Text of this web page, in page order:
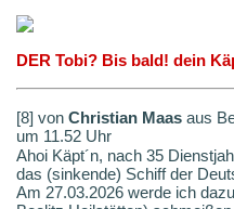
DER Tobi? Bis bald! dein
[8] von Christian Maas aus
um 11.52 Uhr
Ahoi Käpt´n, nach 35
das (sinkende) Schiff der
Am 27.03.2026 werde ich